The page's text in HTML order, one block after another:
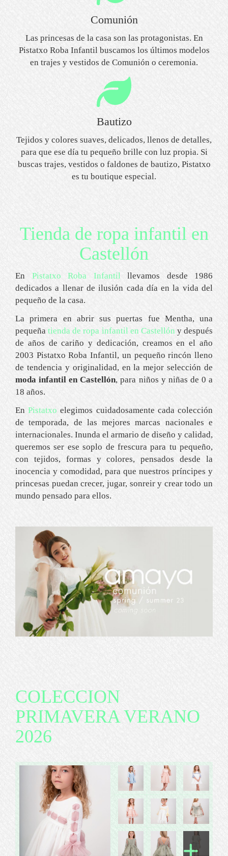
Comunión
Las princesas de la casa son las protagonistas. En
Pistatxo Roba Infantil buscamos los últimos modelos
en trajes y vestidos de Comunión o ceremonia.
Bautizo
Tejidos y colores suaves, delicados, llenos de detalles,
para que ese día tu pequeño brille con luz propia. Si
buscas trajes, vestidos o faldones de bautizo, Pistatxo
es tu boutique especial.
Tienda de ropa infantil en
Castellón
En Pistatxo Roba Infantil llevamos desde 1986
dedicados a llenar de ilusión cada día en la vida del
pequeño de la casa.
La primera en abrir sus puertas fue Mentha, una
pequeñatienda de ropa infantil en Castellón y después
de años de cariño y dedicación, creamos en el año
2003 Pistatxo Roba Infantil, un pequeño rincón lleno
de tendencia y originalidad, en la mejor selección de
moda infantil en Castellón, para niños y niñas de 0 a
18 años.
EnPistatxo elegimos cuidadosamente cada colección
de temporada, de las mejores marcas nacionales e
internacionales. Inunda el armario de diseño y calidad,
queremos ser ese soplo de frescura para tu pequeño,
con tejidos, formas y colores, pensados desde la
inocencia y comodidad, para que nuestros príncipes y
princesas puedan crecer, jugar, sonreir y crear todo un
mundo pensado para ellos.
COLECCION
PRIMAVERA VERANO
2026